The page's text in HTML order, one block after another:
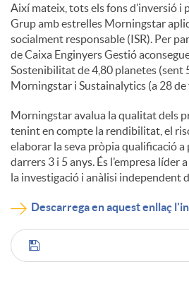
Així mateix, tots els fons d’inversió i
Grup amb estrelles Morningstar
socialment responsable (ISR). Per
de Caixa Enginyers Gestió
Sostenibilitat de 4,80 planetes (sent
Morningstar i Sustainalytics (a 28
Morningstar avalua la qualitat dels
tenint en compte la rendibilitat, el
elaborar la seva pròpia qualificació a
darrers 3 i 5 anys. És l’empresa líder
la investigació i anàlisi independent
Descarrega en aquest enllaç
C